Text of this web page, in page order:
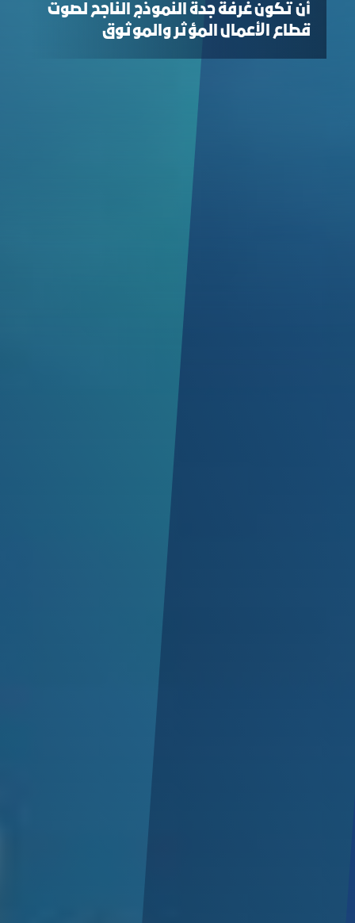
أن تكون غرفة جدة النموذج الناجح لصوت
قطاع الأعمال المؤثر والموثوق